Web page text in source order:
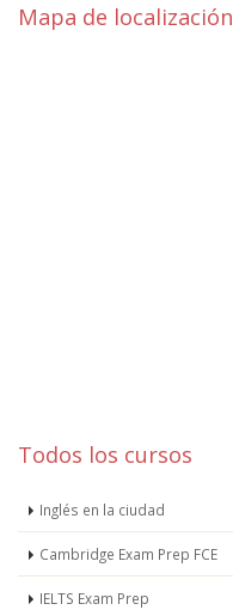
Mapa de localización
Todos los cursos
Inglés en la ciudad
Cambridge Exam Prep FCE
IELTS Exam Prep